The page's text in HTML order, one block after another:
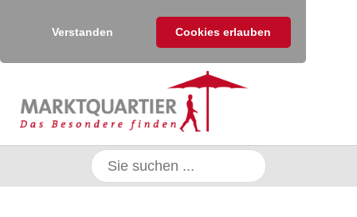
Verstanden Cookies erlauben